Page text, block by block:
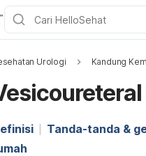
Urologi Kandung
Tanda-tanda &